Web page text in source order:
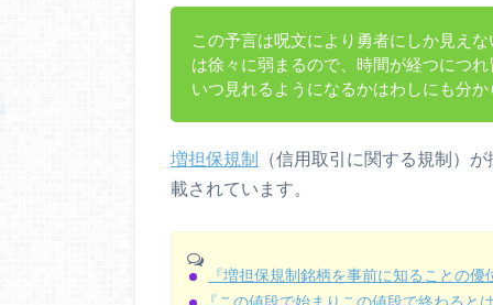
この予言は呪文により勇者にしか見え
は徐々に弱まるので、時間が経つにつ
いつ見れるようになるかはわしにも分
増担保規制 （信用取引に関する規制）
載されています。
『増担保規制銘柄を事前に知ることの優